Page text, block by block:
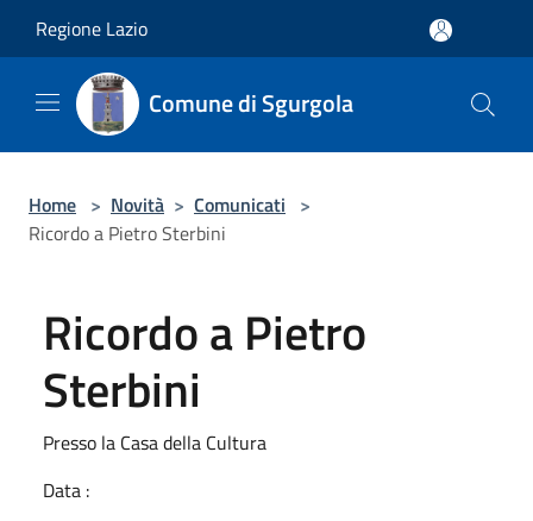
Regione Lazio
Comune di Sgurgola
Home > Novità > Comunicati >
Ricordo a Pietro Sterbini
Ricordo a Pietro
Sterbini
Presso la Casa della Cultura
Data :